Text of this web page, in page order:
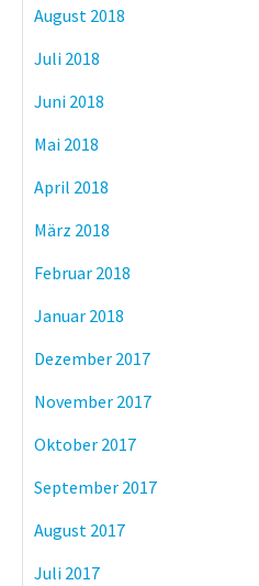
August 2018
Juli 2018
Juni 2018
Mai 2018
April 2018
März 2018
Februar 2018
Januar 2018
Dezember 2017
November 2017
Oktober 2017
September 2017
August 2017
Juli 2017